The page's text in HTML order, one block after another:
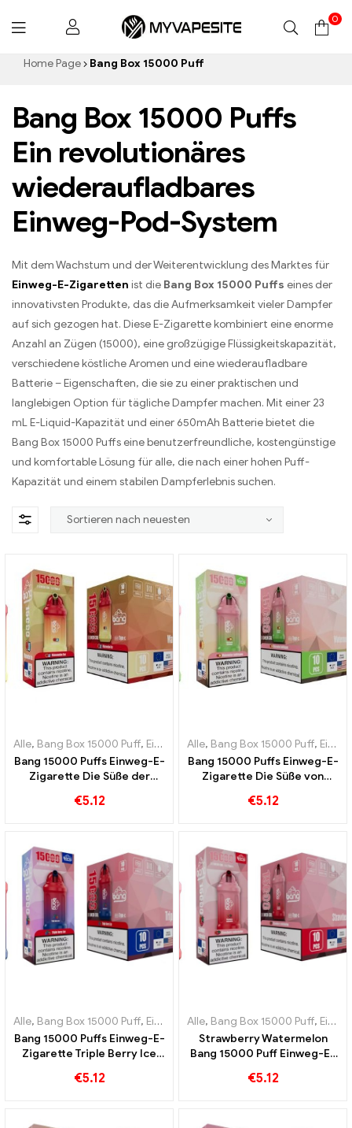
Myvapesite.de
0
Home Page Bang Box 15000 Puff
Bang Box 15000 Puffs
Ein revolutionäres
wiederaufladbares
Einweg-Pod-System
Mit dem Wachstum und der Weiterentwicklung des Marktes für
Einweg-E-Zigaretten ist die Bang Box 15000 Puffs eines der
innovativsten Produkte, das die Aufmerksamkeit vieler Dampfer
auf sich gezogen hat. Diese E-Zigarette kombiniert eine enorme
Anzahl an Zügen (15000), eine großzügige Flüssigkeitskapazität,
verschiedene köstliche Aromen und eine wiederaufladbare
Batterie – Eigenschaften, die sie zu einer praktischen und
langlebigen Option für tägliche Dampfer machen. Mit einer 23
mL E-Liquid-Kapazität und einer 650mAh Batterie bietet die
Bang Box 15000 Puffs eine benutzerfreundliche, kostengünstige
und komfortable Lösung für alle, die nach einer hohen Puff-
Kapazität und einem stabilen Dampferlebnis suchen.
Alle, Bang Box 15000 Puff, Einweg-E-Zigaretten Schweden ,
Bang 15000 Puffs Einweg-E-
Zigarette Die Süße der
sich mit dem erfrischenden
€5.12
Alle, Bang Box 15000 Puff, Einweg-E-Zigaretten Schweden
Bang 15000 Puffs Einweg-E-
Zigarette Die Süße von
Kaugummi ist ein Fest für
€5.12
Alle, Bang Box 15000 Puff, Einweg-E-Zigaretten Schweden ,
Bang 15000 Puffs Einweg-E-
Zigarette Triple Berry Ice
einem kühlenden
€5.12
Alle, Bang Box 15000 Puff, Einweg-E-Zigaretten Schweden
Strawberry Watermelon
Bang 15000 Puff Einweg-E-
Kombination aus Erdbeere
€5.12